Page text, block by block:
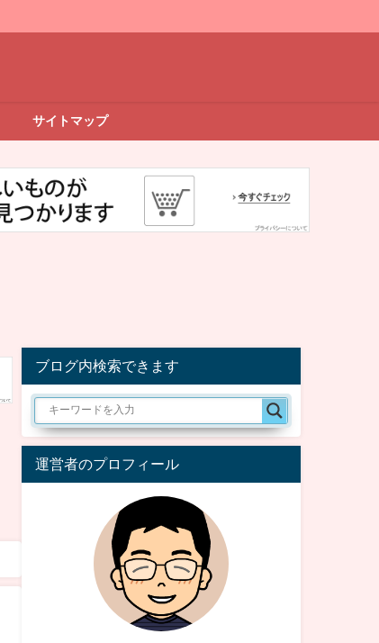
サイトマップ
ブログ内検索できます
運営者のプロフィール